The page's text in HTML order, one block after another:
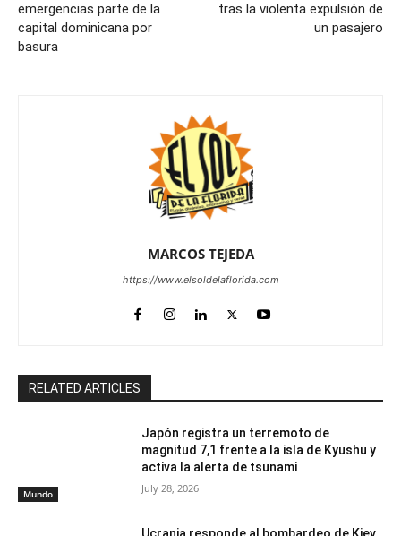
emergencias parte de la
capital dominicana por
basura
tras la violenta expulsión de
un pasajero
MARCOS TEJEDA
https://www.elsoldelaflorida.com
RELATED ARTICLES
Mundo
Japón registra un terremoto de
magnitud 7,1 frente a la isla de Kyushu y
activa la alerta de tsunami
July 28, 2026
Ucrania responde al bombardeo de Kiev